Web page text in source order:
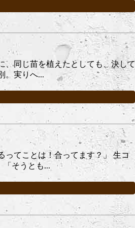
、同じ苗を植えたとしても、決して
。実りへ...
ってことは！合ってます？」 生コ
「そうとも...